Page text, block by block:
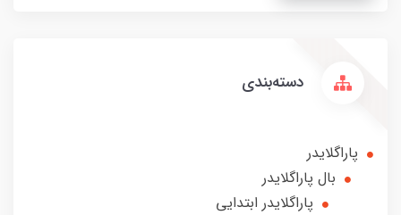
دسته‌بندی
پاراگلایدر
بال پاراگلایدر
پاراگلایدر ابتدایی